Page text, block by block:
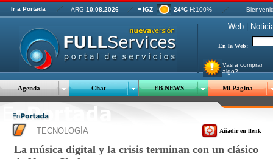
Ir a Portada ARG 10.08.2026 IGZ 24ºC H:100%
Web N
En la Web:
Vas a comprar
algo?
Agenda Chat FB NEWS Mi Página
TECNOLOGÍA Añadir en flenk
La música digital y la crisis terminan con un clásico